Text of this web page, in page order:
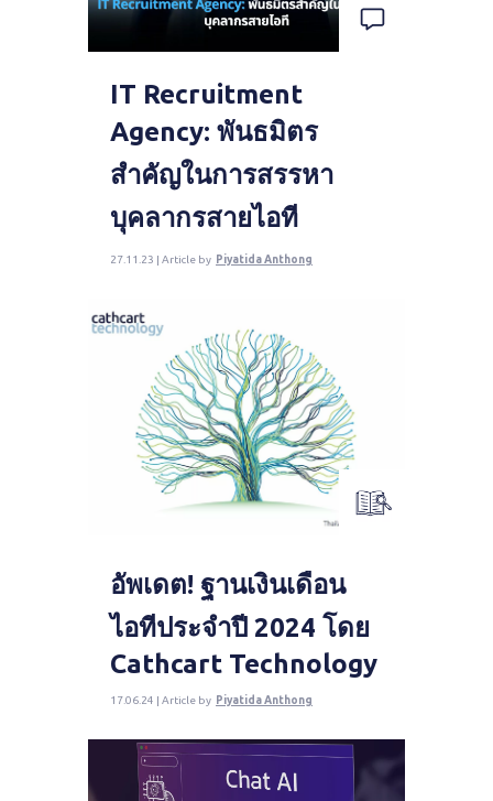
IT Recruitment
Agency: พันธมิตร
สำคัญในการสรรหา
บุคลากรสายไอที
27.11.23 | Article by Piyatida Anthong
อัพเดต! ฐานเงินเดือน
ไอทีประจำปี 2024 โดย
Cathcart Technology
17.06.24 | Article by Piyatida Anthong